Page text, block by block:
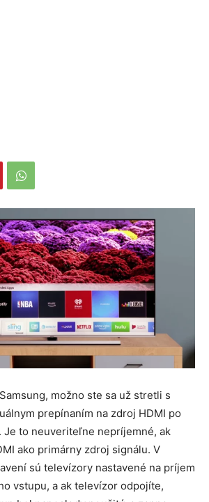
možno ste sa už stretli s
prepínaním na zdroj HDMI po
Je to neuveriteľne nepríjemné, ak
ako primárny zdroj signálu. V
sú televízory nastavené na príjem
vstupu, a ak televízor odpojíte,